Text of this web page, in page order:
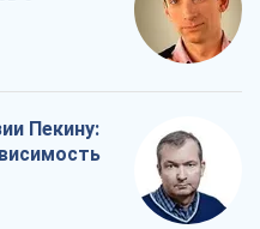
Пекину: